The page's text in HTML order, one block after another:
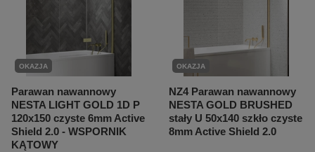
OKAZJA
Parawan nawannowy
NESTA LIGHT GOLD 1D P
120x150 czyste 6mm Active
Shield 2.0 - WSPORNIK
KĄTOWY
OKAZJA
NZ4 Parawan nawannowy
NESTA GOLD BRUSHED
stały U 50x140 szkło czyste
8mm Active Shield 2.0